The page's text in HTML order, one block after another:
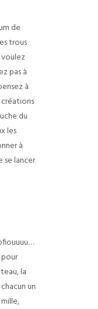
de
trous
voulez
pas à
à
du
les
à
se lancer
la
un